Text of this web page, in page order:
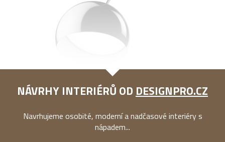
NÁVRHY INTERIÉRŮ OD DESIGNPRO.CZ
Navrhujeme osobité, moderní a nadčasové interiéry s
nápadem...